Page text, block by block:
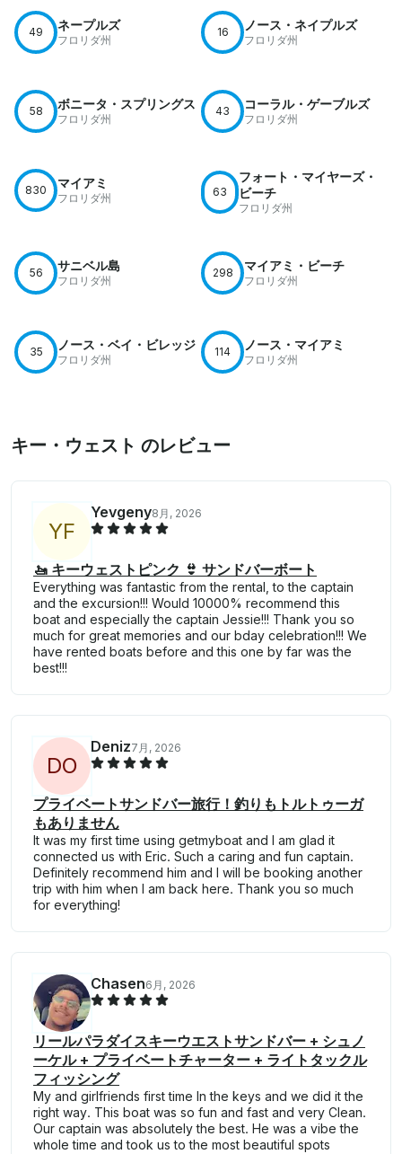
49 ネープルズ
フロリダ州
16 ノース・ネイプルズ
フロリダ州
58 ボニータ・スプリングス
フロリダ州
43 コーラル・ゲーブルズ
フロリダ州
830 マイアミ
フロリダ州 63
フォート・マイヤーズ・
ビーチ
フロリダ州
56 サニベル島
フロリダ州
298 マイアミ・ビーチ
フロリダ州
35 ノース・ベイ・ビレッジ
フロリダ州
114 ノース・マイアミ
フロリダ州
キー・ウェスト のレビュー
YF
Yevgeny8月, 2026
🚤 キーウェストピンク 👙 サンドバーボート
Everything was fantastic from the rental, to the captain
and the excursion!!! Would 10000% recommend this
boat and especially the captain Jessie!!! Thank you so
much for great memories and our bday celebration!!! We
have rented boats before and this one by far was the
best!!!
DO
Deniz7月, 2026
プライベートサンドバー旅行！釣りもトルトゥーガ
もありません
It was my first time using getmyboat and I am glad it
connected us with Eric. Such a caring and fun captain.
Definitely recommend him and I will be booking another
trip with him when I am back here. Thank you so much
for everything!
Chasen6月, 2026
リールパラダイスキーウエストサンドバー + シュノ
ーケル + プライベートチャーター + ライトタックル
フィッシング
My and girlfriends first time In the keys and we did it the
right way. This boat was so fun and fast and very Clean.
Our captain was absolutely the best. He was a vibe the
whole time and took us to the most beautiful spots